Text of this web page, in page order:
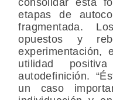
etapas de
fragmentada.
opuestos y
experimentación,
utilidad
autodefinición.
un caso